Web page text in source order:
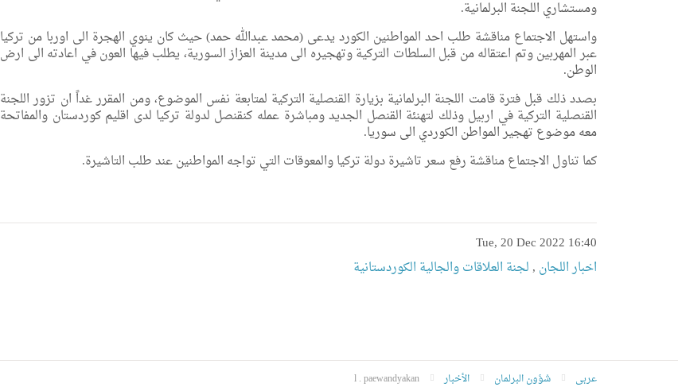
ومستشاري اللجنة البرلمانية.
واستهل الاجتماع مناقشة طلب احد المواطنين الكورد يدعى (محمد عبدالله حمد) حيث كان ينوي الهجرة الى اوربا من تركيا
عبر المهربين وتم اعتقاله من قبل السلطات التركية وتهجيره الى مدينة العزاز السورية، يطلب فيها العون في اعادته الى ارض
الوطن.
بصدد ذلك قبل فترة قامت اللجنة البرلمانية بزيارة القنصلية التركية لمتابعة نفس الموضوع، ومن المقرر غداً ان تزور اللجنة
القنصلية التركية في اربيل وذلك لتهنئة القنصل الجديد ومباشرة عمله كنقنصل لدولة تركيا لدى اقليم كوردستان والمفاتحة
معه موضوع تهجير المواطن الكوردي الى سوريا.
كما تناول الاجتماع مناقشة رفع سعر تاشيرة دولة تركيا والمعوقات التي تواجه المواطنين عند طلب التاشيرة.
Tue, 20 Dec 2022 16:40
اخبار اللجان ,لجنة العلاقات والجالية الكوردستانية
عربى شؤون البرلمان الأخبار l . paewandyakan